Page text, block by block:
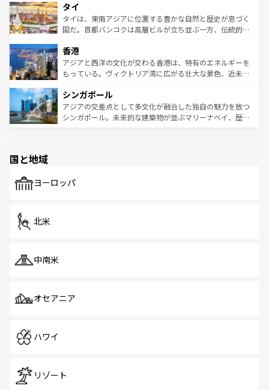
リティに包まれながら、韓国の多彩な魅力を心ゆくまで味
わってみてほしい。 なお、新着の韓国情報はコンテンツ一
覧を参照してほしい。
急速な発展と共に伝統が息づく。ハノイの古い町並みやホ
ーチミン市のフランス統治時代の建物も、独特の雰囲気を
醸し出している。また、バラエティの豊かさとおいしさで
とつ。フォーやバインミー、ベトナムコーヒーなどは、ぜ
ひ現地で味わいたい。どの地域を訪れてもあたたかい人々
が旅行者を迎えてくれるので、きっと忘れられない旅にな
参照してほしい。
タイ
タイは、東南アジアに位置する豊かな自然と歴史が息づく
国だ。首都バンコクは高層ビルが立ち並ぶ一方、伝統的な
の活気が交差している。北部ではチェンマイなどの山岳地
帯で自然と触れ合い、南部ではプーケットやクラビの美し
いビーチでリゾート気分を楽しむことができる。タイ料理
激する。気候は一年中温暖で、どの季節にも異なる楽しみ
が待っている。親しみやすいタイの人々、仏教を中心とし
た文化、そして多様な観光資源が、訪れる旅人を魅了し続
香港
アジアと西洋の文化が交わる香港は、特有のエネルギーを
もっている。ヴィクトリア湾に広がる壮大な景色、近未来
み、どこを訪れても感動するはず。観光スポットが密集し
ており、効率よく見どころを回れるのも魅力。息をのむよ
うな絶景から文化的な体験まで、香港を存分に楽しみ尽く
シンガポール
アジアの交差点として多文化が融合した独自の魅力を放つ
シンガポール。未来的な建築物が並ぶマリーナベイ、歴史
で、ホーカーズは地元の風情を楽しめる外せないスポット
国と地域
ヨーロッパ
北米
中南米
オセアニア
ハワイ
リゾート